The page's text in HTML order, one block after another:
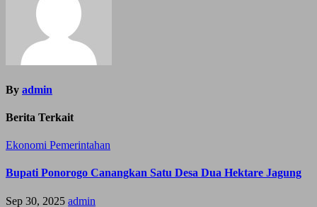
By admin
Berita Terkait
Ekonomi Pemerintahan
Bupati Ponorogo Canangkan Satu Desa Dua Hektare Jagung
Sep 30, 2025 admin